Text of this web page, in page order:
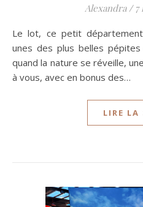
Alexandra /
Le lot, ce petit département méconnu, abrite quelques
unes des plus belles
quand la nature se réveille,
à vous, avec en bonus des…
LIRE LA